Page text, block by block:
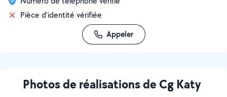
Pièce d'identité vérifiée
Appeler
Photos de réalisations de Cg Katy